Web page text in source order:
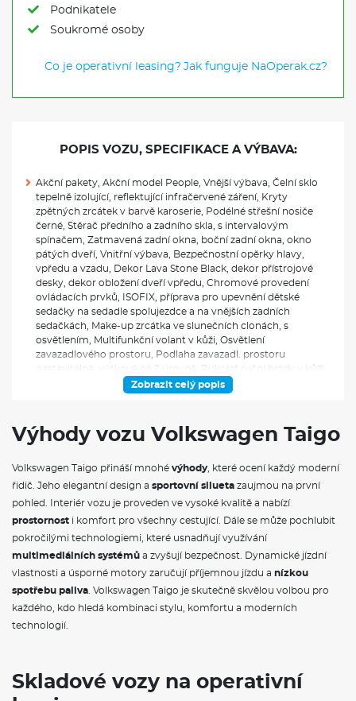
Podnikatele
Soukromé osoby
Co je operativní leasing? Jak funguje NaOperak.cz?
POPIS VOZU, SPECIFIKACE A VÝBAVA:
Akční pakety, Akční model People, Vnější výbava, Čelní sklo
tepelně izolující, reflektující infračervené záření, Kryty
zpětných zrcátek v barvě karoserie, Podélné střešní nosiče
černé, Stěrač předního a zadního skla, s intervalovým
spínačem, Zatmavená zadní okna, boční zadní okna, okno
pátých dveří, Vnitřní výbava, Bezpečnostní opěrky hlavy,
vpředu a vzadu, Dekor Lava Stone Black, dekor přístrojové
desky, dekor obložení dveří vpředu, Chromové provedení
ovládacích prvků, ISOFIX, příprava pro upevnění dětské
sedačky na sedadle spolujezdce a na vnějších zadních
sedačkách, Make-up zrcátka ve slunečních clonách, s
osvětlením, Multifunkční volant v kůži, Osvětlení
zavazadlového prostoru, Podlaha zavazadl. prostoru
Sloupek řízení, vertikálně nastavitelný (manuálně),
bezpečnostní pásy, vpředu i vzadu, vpředu výškově
nastavitelné, akustické a grafické upozornění nezapnutých
nedělené, opěradlo dělené, asymetricky sklopné, Asistenční
systémy a funkčnost, Asistent rozjezdu do kopce,
Automatický spínač světlometů, oddělené LED denní svícení,
odemykání a zamykání, bez bezpečnostního prvku
SAFELOCK, Boční airbagy vpředu, hlavové airbagy, s
centrálním airbagem mezi sedadly řidiče a spolujezdce,
Centrální zamykání s dálkovým ovládáním, bez funkce
airbagy řidiče a spolujezdce, možnost deaktivace u
spolujezdce, Elektrické ovládání oken, Elektronický imobilizér,
Elektronický stabilizační systém ESP, včetně ABS, ASR, EDL,
zadní světla, Longlife režim, prodloužený servisní interval na
24 měsíců nebo 30 000 km, podle toho, která situace nastane
Zobrazit celý popis
Výhody vozu Volkswagen Taigo
Volkswagen Taigo přináší mnohé výhody, které ocení každý moderní
řidič. Jeho elegantní design a sportovní silueta zaujmou na první
pohled. Interiér vozu je proveden ve vysoké kvalitě a nabízí
prostornost i komfort pro všechny cestující. Dále se může pochlubit
pokročilými technologiemi, které usnadňují využívání
multimediálních systémů a zvyšují bezpečnost. Dynamické jízdní
vlastnosti a úsporné motory zaručují příjemnou jízdu a nízkou
spotřebu paliva. Volkswagen Taigo je skutečně skvělou volbou pro
každého, kdo hledá kombinaci stylu, komfortu a moderních
technologií.
Skladové vozy na operativní